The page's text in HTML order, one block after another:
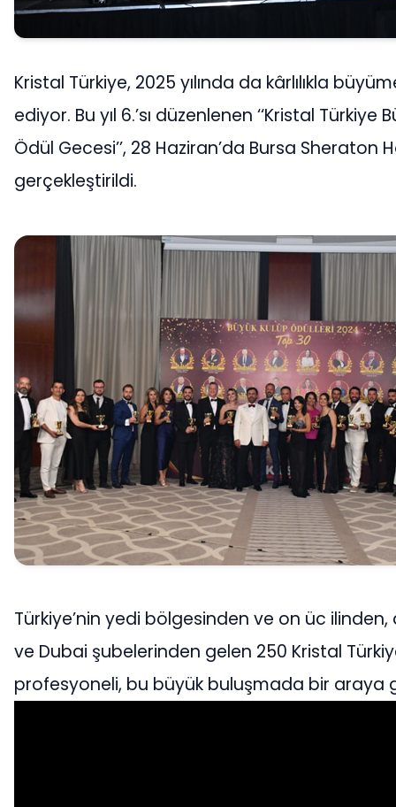
Kristal Türkiye, 2025 yılında da kârlılıkla
ediyor. Bu yıl 6.’sı düzenlenen ‘‘Kristal Türkiye
Ödül Gecesi’’, 28 Haziran’da Bursa Sheraton
gerçekleştirildi.
Türkiye’nin yedi bölgesinden ve on üc ilinden,
ve Dubai şubelerinden gelen 250 Kristal
profesyoneli, bu büyük buluşmada bir araya